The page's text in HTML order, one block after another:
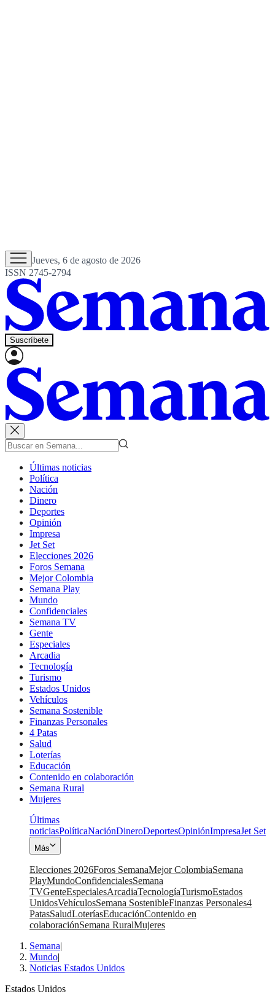
Jueves, 6 de agosto de 2026
ISSN 2745-2794
Suscríbete
Últimas noticias
Política
Nación
Dinero
Deportes
Opinión
Impresa
Jet Set
Elecciones 2026
Foros Semana
Mejor Colombia
Semana Play
Mundo
Confidenciales
Semana TV
Gente
Especiales
Arcadia
Tecnología
Turismo
Estados Unidos
Vehículos
Semana Sostenible
Finanzas Personales
4 Patas
Salud
Loterías
Educación
Contenido en colaboración
Semana Rural
Mujeres
Últimas
noticiasPolíticaNaciónDineroDeportesOpiniónImpresaJet Set
Más
Elecciones 2026Foros SemanaMejor ColombiaSemana
PlayMundoConfidencialesSemana
TVGenteEspecialesArcadiaTecnologíaTurismoEstados
UnidosVehículosSemana SostenibleFinanzas Personales4
PatasSaludLoteríasEducaciónContenido en
colaboraciónSemana RuralMujeres
Semana|
Mundo|
Noticias Estados Unidos
Estados Unidos